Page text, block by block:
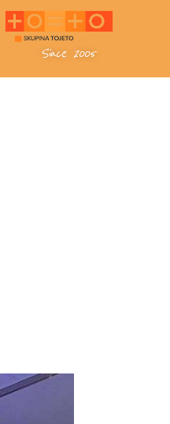
Since 2005